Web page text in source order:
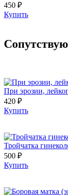
450 ₽
Купить
При эрозии,
420 ₽
Купить
Тройчатка
500 ₽
Купить